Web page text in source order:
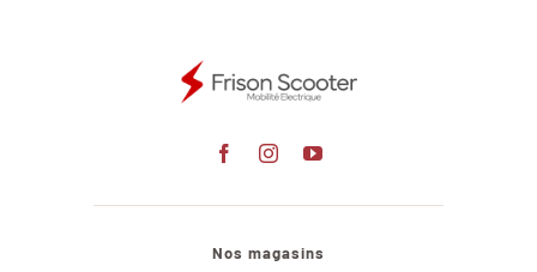
Nos magasins